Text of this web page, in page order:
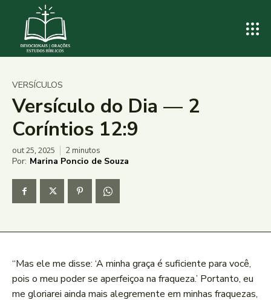
VERSÍCULOS
Versículo do Dia — 2
Coríntios 12:9
out 25, 2025 2minutos
Por: Marina Poncio de Souza
“Mas ele me disse: ‘A minha graça é suficiente para você,
pois o meu poder se aperfeiçoa na fraqueza.’ Portanto, eu
me gloriarei ainda mais alegremente em minhas fraquezas,